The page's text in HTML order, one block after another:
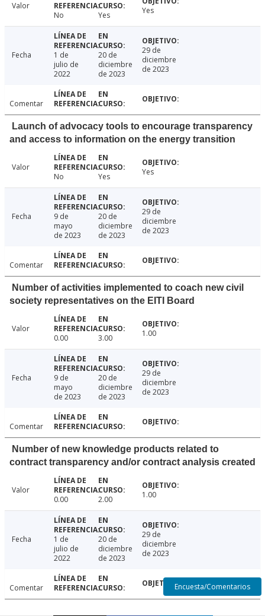
Valor
No
Yes Yes
Fecha
1 de
julio de
2022
20 de
diciembre
de 2023
29 de
diciembre
de 2023
Comentar
Launch of advocacy tools to encourage transparency
and access to information on the energy transition
Valor
No
Yes Yes
Fecha
9 de
mayo
de 2023
20 de
diciembre
de 2023
29 de
diciembre
de 2023
Comentar
Number of activities implemented to coach new civil
society representatives on the EITI Board
Valor
0.00
3.00 1.00
Fecha
9 de
mayo
de 2023
20 de
diciembre
de 2023
29 de
diciembre
de 2023
Comentar
Number of new knowledge products related to
contract transparency and/or contract analysis created
Valor
0.00
2.00 1.00
Fecha
1 de
julio de
2022
20 de
diciembre
de 2023
29 de
diciembre
de 2023
Comentar Encuesta/Comentarios